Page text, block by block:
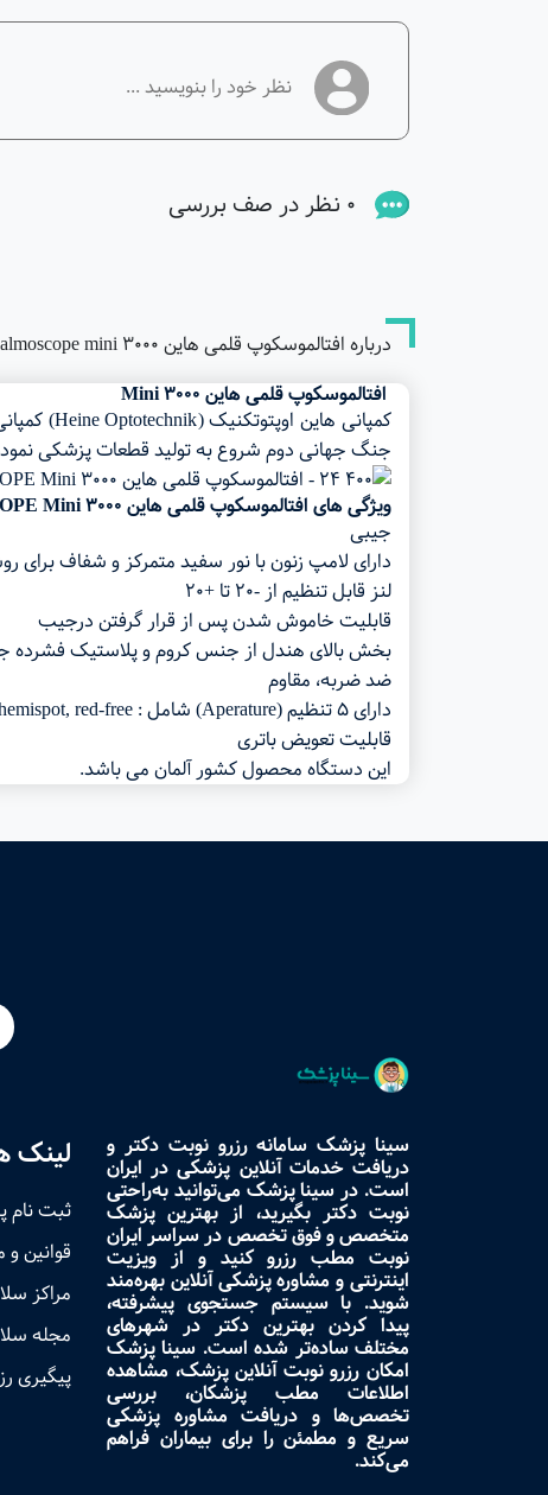
0 نظر در صف بررسی
درباره افتالموسکوپ قلمی هاین ophthalmoscope mini 3000
افتالموسکوپ قلمی هاین Mini 3000
جنگ جهانی دوم شروع به تولید قطعات پزشکی
ویژگی های افتالموسکوپ قلمی هاین OPHTHALMOSCOPE Mini 3000
جیبی
دارای لامپ زنون با نور سفید متمرکز و شفاف برای
لنز قابل تنظیم از -۲۰ تا +۲۰
قابلیت خاموش شدن پس از قرار گرفتن درجیب
بخش بالای هندل از جنس کروم و پلاستیک فشرده
ضد ضربه، مقاوم
دارای ۵ تنظیم (Aperature) شامل : large spot, small spot, fixation star, hemispot, red-free
قابلیت تعویض باتری
این دستگاه محصول کشور آلمان می باشد.
سینا پزشک سامانه رزرو نوبت دکتر و
دریافت خدمات آنلاین پزشکی در ایران
است. در سینا پزشک می‌توانید به‌راحتی
نوبت دکتر بگیرید، از بهترین پزشک
متخصص و فوق تخصص در سراسر ایران
نوبت مطب رزرو کنید و از ویزیت
اینترنتی و مشاوره پزشکی آنلاین بهره‌مند
شوید. با سیستم جستجوی پیشرفته،
پیدا کردن بهترین دکتر در شهرهای
مختلف ساده‌تر شده است. سینا پزشک
امکان رزرو نوبت آنلاین پزشک، مشاهده
اطلاعات مطب پزشکان، بررسی
تخصص‌ها و دریافت مشاوره پزشکی
سریع و مطمئن را برای بیماران فراهم
می‌کند.
لینک
ثبت نام
قوانین و
مراکز
مجله
پیگیری